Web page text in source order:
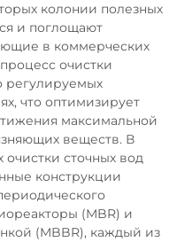
колонии полезных
и поглощают
в коммерческих
очистки
регулируемых
что оптимизирует
максимальной
веществ. В
сточных вод
конструкции
(MBR) и
(MBBR), каждый из